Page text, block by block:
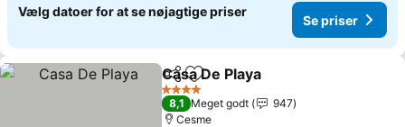
Vælg datoer for at se nøjagtige priser
Se priser
Del Føj til favoritter
Casa De Playa
4 Stjerner
8,1 Meget godt
947
Cesme